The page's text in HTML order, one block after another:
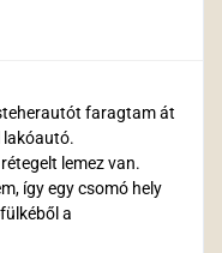
faragtam át
lakóautó.
lemez van.
így egy csomó hely
a